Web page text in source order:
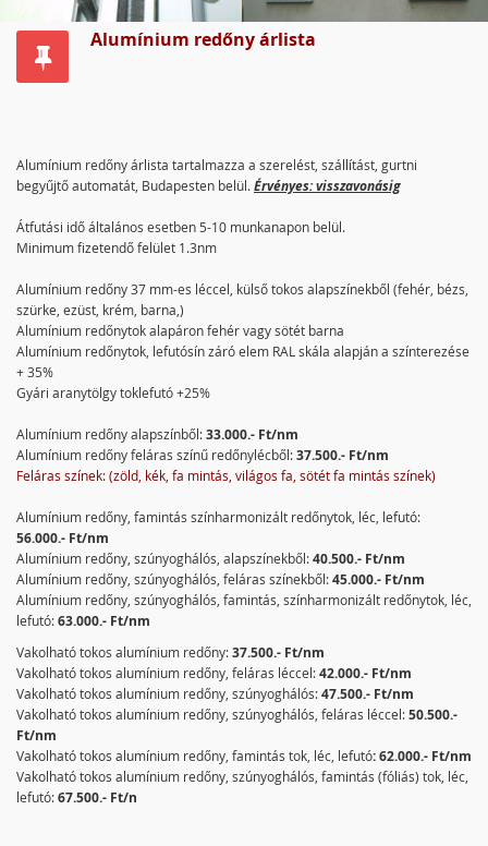
Alumínium redőny árlista
Alumínium redőny árlista tartalmazza a szerelést, szállítást, gurtni
begyűjtő automatát, Budapesten belül.Érvényes: visszavonásig
Átfutási idő általános esetben 5-10 munkanapon belül.
Minimum fizetendő felület 1.3nm
Alumínium redőny 37 mm-es léccel, külső tokos alapszínekből (fehér, bézs,
szürke, ezüst, krém, barna,)
Alumínium redőnytok alapáron fehér vagy sötét barna
Alumínium redőnytok, lefutósín záró elem RAL skála alapján a színterezése
+ 35%
Gyári aranytölgy toklefutó +25%
Alumínium redőny alapszínből:33.000.- Ft/nm
Alumínium redőny feláras színű redőnylécből:37.500.- Ft/nm
Feláras színek: (zöld, kék, fa mintás, világos fa, sötét fa mintás színek)
Alumínium redőny, famintás színharmonizált redőnytok, léc, lefutó:
56.000.- Ft/nm
Alumínium redőny, szúnyoghálós, alapszínekből:40.500.- Ft/nm
Alumínium redőny, szúnyoghálós, feláras színekből:45.000.- Ft/nm
Alumínium redőny, szúnyoghálós, famintás, színharmonizált redőnytok, léc,
lefutó:63.000.- Ft/nm
Vakolható tokos alumínium redőny:37.500.- Ft/nm
Vakolható tokos alumínium redőny, feláras léccel:42.000.- Ft/nm
Vakolható tokos alumínium redőny, szúnyoghálós:47.500.- Ft/nm
Vakolható tokos alumínium redőny, szúnyoghálós, feláras léccel:50.500.-
Ft/nm
Vakolható tokos alumínium redőny, famintás tok, léc, lefutó: 62.000.- Ft/nm
Vakolható tokos alumínium redőny, szúnyoghálós, famintás (fóliás) tok, léc,
lefutó:67.500.- Ft/n